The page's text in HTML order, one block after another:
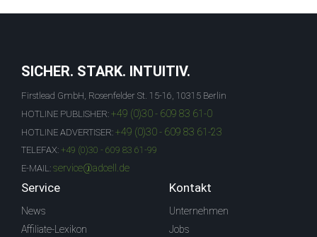
SICHER. STARK. INTUITIV.
Firstlead GmbH, Rosenfelder St. 15-16, 10315 Berlin
HOTLINE PUBLISHER: +49 (0)30 - 609 83 61-0
HOTLINE ADVERTISER: +49 (0)30 - 609 83 61-23
TELEFAX: +49 (0)30 - 609 83 61-99
E-MAIL: service@adcell.de
Service
News
Affiliate-Lexikon
Kontakt
Unternehmen
Jobs